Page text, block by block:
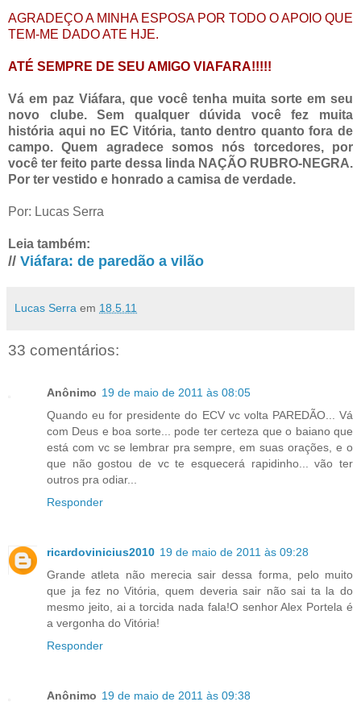
AGRADEÇO A MINHA ESPOSA POR TODO O APOIO QUE
TEM-ME DADO ATE HJE.
ATÉ SEMPRE DE SEU AMIGO VIAFARA!!!!!
Vá em paz Viáfara, que você tenha muita sorte em seu
novo clube. Sem qualquer dúvida você fez muita
história aqui no EC Vitória, tanto dentro quanto fora de
campo. Quem agradece somos nós torcedores, por
você ter feito parte dessa linda NAÇÃO RUBRO-NEGRA.
Por ter vestido e honrado a camisa de verdade.
Por: Lucas Serra
Leia também:
// Viáfara: de paredão a vilão
Lucas Serra em 18.5.11
33 comentários:
Anônimo 19 de maio de 2011 às 08:05
Quando eu for presidente do ECV vc volta PAREDÃO... Vá
com Deus e boa sorte... pode ter certeza que o baiano que
está com vc se lembrar pra sempre, em suas orações, e o
que não gostou de vc te esquecerá rapidinho... vão ter
outros pra odiar...
Responder
ricardovinicius2010 19 de maio de 2011 às 09:28
Grande atleta não merecia sair dessa forma, pelo muito
que ja fez no Vitória, quem deveria sair não sai ta la do
mesmo jeito, ai a torcida nada fala!O senhor Alex Portela é
a vergonha do Vitória!
Responder
Anônimo 19 de maio de 2011 às 09:38